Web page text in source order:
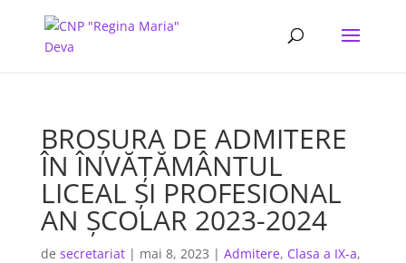
BROȘURA DE ADMITERE
ÎN ÎNVĂȚĂMÂNTUL
LICEAL ȘI PROFESIONAL
AN ȘCOLAR 2023-2024
de secretariat| mai 8, 2023 | Admitere, Clasa a IX-a,